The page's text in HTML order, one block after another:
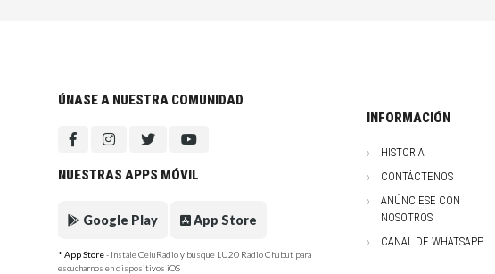
ÚNASE A NUESTRA COMUNIDAD
NUESTRAS APPS MÓVIL
Google Play App Store
* App Store- Instale CeluRadio y busque LU20 Radio Chubut para
escucharnos en dispositivos iOS
INFORMACIÓN
HISTORIA
CONTÁCTENOS
ANÚNCIESE CON
NOSOTROS
CANAL DE WHATSAPP